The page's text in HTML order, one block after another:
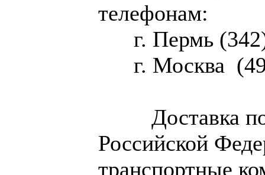
телефонам:
г. Пермь
г. Москва
Доставка
Российской
транспортные